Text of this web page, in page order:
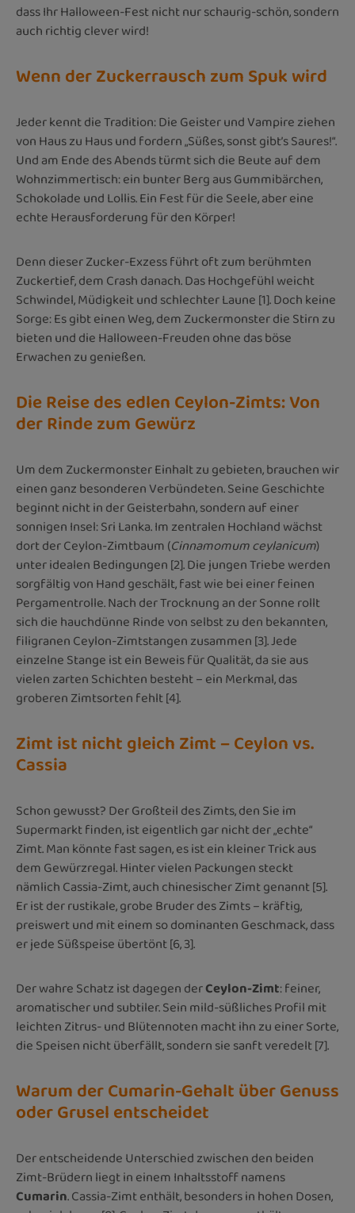
dass Ihr Halloween-Fest nicht nur schaurig-schön, sondern
auch richtig clever wird!
Wenn der Zuckerrausch zum Spuk wird
Jeder kennt die Tradition: Die Geister und Vampire ziehen
von Haus zu Haus und fordern „Süßes, sonst gibt’s Saures!“.
Und am Ende des Abends türmt sich die Beute auf dem
Wohnzimmertisch: ein bunter Berg aus Gummibärchen,
Schokolade und Lollis. Ein Fest für die Seele, aber eine
echte Herausforderung für den Körper!
Denn dieser Zucker-Exzess führt oft zum berühmten
Zuckertief, dem Crash danach. Das Hochgefühl weicht
Schwindel, Müdigkeit und schlechter Laune [1]. Doch keine
Sorge: Es gibt einen Weg, dem Zuckermonster die Stirn zu
bieten und die Halloween-Freuden ohne das böse
Erwachen zu genießen.
Die Reise des edlen Ceylon-Zimts: Von
der Rinde zum Gewürz
Um dem Zuckermonster Einhalt zu gebieten, brauchen wir
einen ganz besonderen Verbündeten. Seine Geschichte
beginnt nicht in der Geisterbahn, sondern auf einer
sonnigen Insel: Sri Lanka. Im zentralen Hochland wächst
dort der Ceylon-Zimtbaum (Cinnamomum ceylanicum)
unter idealen Bedingungen [2]. Die jungen Triebe werden
sorgfältig von Hand geschält, fast wie bei einer feinen
Pergamentrolle. Nach der Trocknung an der Sonne rollt
sich die hauchdünne Rinde von selbst zu den bekannten,
filigranen Ceylon-Zimtstangen zusammen [3]. Jede
einzelne Stange ist ein Beweis für Qualität, da sie aus
vielen zarten Schichten besteht – ein Merkmal, das
groberen Zimtsorten fehlt [4].
Zimt ist nicht gleich Zimt – Ceylon vs.
Cassia
Schon gewusst? Der Großteil des Zimts, den Sie im
Supermarkt finden, ist eigentlich gar nicht der „echte“
Zimt. Man könnte fast sagen, es ist ein kleiner Trick aus
dem Gewürzregal. Hinter vielen Packungen steckt
nämlich Cassia-Zimt, auch chinesischer Zimt genannt [5].
Er ist der rustikale, grobe Bruder des Zimts – kräftig,
preiswert und mit einem so dominanten Geschmack, dass
er jede Süßspeise übertönt [6, 3].
Der wahre Schatz ist dagegen derCeylon-Zimt: feiner,
aromatischer und subtiler. Sein mild-süßliches Profil mit
leichten Zitrus- und Blütennoten macht ihn zu einer Sorte,
die Speisen nicht überfällt, sondern sie sanft veredelt [7].
Warum der Cumarin-Gehalt über Genuss
oder Grusel entscheidet
Der entscheidende Unterschied zwischen den beiden
Zimt-Brüdern liegt in einem Inhaltsstoff namens
Cumarin. Cassia-Zimt enthält, besonders in hohen Dosen,